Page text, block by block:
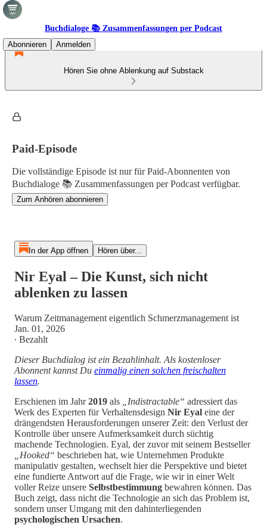
Buchdialoge 📚 Zusammenfassungen per Podcast
Abonnieren
Anmelden
Hören Sie ohne Ablenkung auf Substack
Paid-Episode
Die vollständige Episode ist nur für Paid-Abonnenten von
Buchdialoge 📚 Zusammenfassungen per Podcast verfügbar.
Zum Anhören abonnieren
In der App öffnen Hören über...
Nir Eyal – Die Kunst, sich nicht
ablenken zu lassen
Warum Zeitmanagement eigentlich Schmerzmanagement ist
Jan. 01, 2026
∙ Bezahlt
Dieser Buchdialog ist ein Bezahlinhalt. Als kostenloser
Abonnent kannst Du einmalig einen solchen freischalten
lassen.
Erschienen im Jahr2019 als „Indistractable“ adressiert das
Werk des Experten für Verhaltensdesign Nir Eyal eine der
drängendsten Herausforderungen unserer Zeit: den Verlust der
Kontrolle über unsere Aufmerksamkeit durch süchtig
machende Technologien. Eyal, der zuvor mit seinem Bestseller
„Hooked“ beschrieben hat, wie Unternehmen Produkte
manipulativ gestalten, wechselt hier die Perspektive und bietet
eine fundierte Antwort auf die Frage, wie wir in einer Welt
voller Reize unsere Selbstbestimmung bewahren können. Das
Buch zeigt, dass nicht die Technologie an sich das Problem ist,
sondern unser Umgang mit den dahinterliegenden
psychologischen Ursachen.